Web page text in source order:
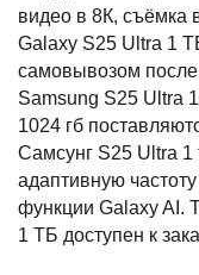
видео в 8К, съёмка
Galaxy S25 Ultra 1
самовывозом
Samsung S25 Ultra
1024 гб
Самсунг S25 Ultra 1
адаптивную
функции Galaxy AI.
1 ТБ доступен к